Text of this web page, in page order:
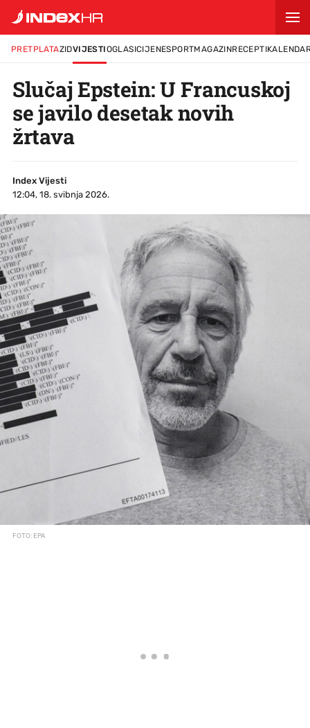
PRETPLATAZIDVIJESTIOGLASICIJENESPORTMAGAZINRECEPTI
Slučaj Epstein: U Francuskoj
se javilo desetak novih
žrtava
Index Vijesti
12:04, 18. svibnja 2026.
FOTO: EPA